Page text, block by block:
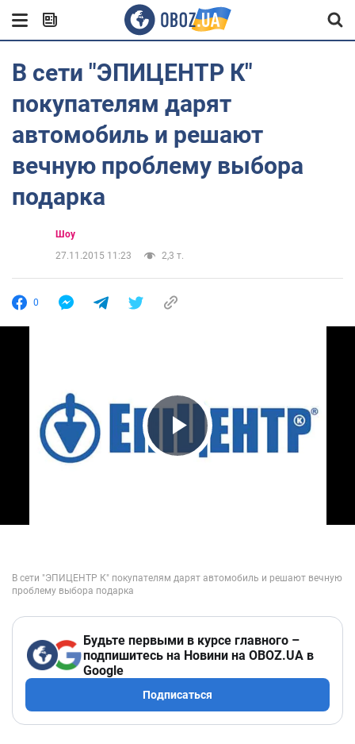
В сети "ЭПИЦЕНТР К"
покупателям дарят
автомобиль и решают
вечную проблему выбора
подарка
Шоу
27.11.2015 11:23
2,3 т.
0
Play Video
Будьте первыми в курсе главного –
подпишитесь на Новини на OBOZ.UA в
Google
Подписаться